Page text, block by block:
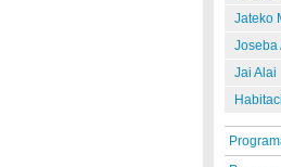
Jateko
Joseba
Jai Alai